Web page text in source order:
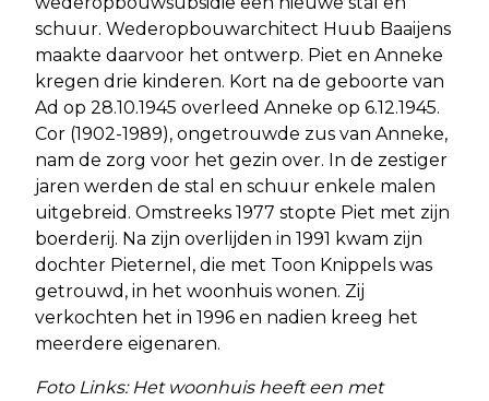
schuur. Wederopbouwarchitect Huub Baaijens
maakte daarvoor het ontwerp. Piet en Anneke
kregen drie kinderen. Kort na de geboorte van
Ad op 28.10.1945 overleed Anneke op 6.12.1945.
Cor (1902-1989), ongetrouwde zus van Anneke,
nam de zorg voor het gezin over. In de zestiger
jaren werden de stal en schuur enkele malen
uitgebreid. Omstreeks 1977 stopte Piet met zijn
boerderij. Na zijn overlijden in 1991 kwam zijn
dochter Pieternel, die met Toon Knippels was
getrouwd, in het woonhuis wonen. Zij
verkochten het in 1996 en nadien kreeg het
meerdere eigenaren.
Foto Links: Het woonhuis heeft een met